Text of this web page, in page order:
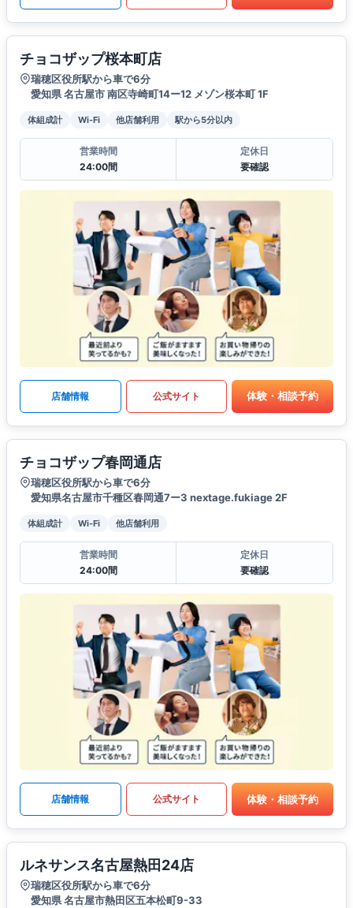
チョコザップ桜本町店
瑞穂区役所駅から車で6分
愛知県 名古屋市 南区寺崎町14ー12 メゾン桜本町 1F
体組成計 Wi-Fi 他店舗利用 駅から5分以内
営業時間
24:00間
定休日
要確認
店舗情報 公式サイト 体験・相談予約
チョコザップ春岡通店
瑞穂区役所駅から車で6分
愛知県名古屋市千種区春岡通7ー3 nextage.fukiage 2F
体組成計 Wi-Fi 他店舗利用
営業時間
24:00間
定休日
要確認
店舗情報 公式サイト 体験・相談予約
ルネサンス名古屋熱田24店
瑞穂区役所駅から車で6分
愛知県 名古屋市熱田区五本松町9-33